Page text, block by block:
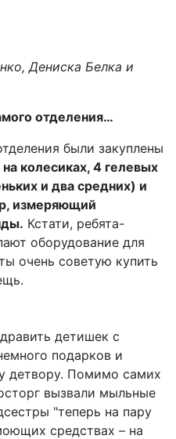
Дениска Белка и
отделения…
были закуплены
колесиках, 4 гелевых
и два средних) и
измеряющий
Кстати, ребята-
оборудование для
очень советую купить
детишек с
подарков и
детвору. Помимо самих
вызвали мыльные
"теперь на пару
средствах – на